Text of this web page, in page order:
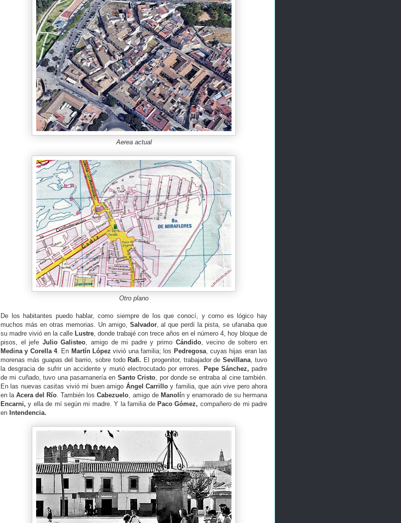
Aerea actual
Otro plano
De los habitantes puedo hablar, como siempre de los que conocí, y como es lógico hay
muchos más en otras memorias. Un amigo, Salvador, al que perdí la pista, se ufanaba que
su madre vivió en la calle Lustre, donde trabajé con trece años en el número 4, hoy bloque de
pisos, el jefe Julio Galisteo, amigo de mi padre y primo Cándido, vecino de soltero en
Medina y Corella 4. En Martín López vivió una familia; los Pedregosa, cuyas hijas eran las
morenas más guapas del barrio, sobre todo Rafi. El progenitor, trabajador deSevillana, tuvo
la desgracia de sufrir un accidente y murió electrocutado por errores. Pepe Sánchez, padre
de mi cuñado, tuvo una pasamanería en Santo Cristo, por donde se entraba al cine también.
En las nuevas casitas vivió mi buen amigo Ángel Carrilloy familia, que aún vive pero ahora
en laAcera del Río. También losCabezuelo, amigo de Manolín y enamorado de su hermana
Encarni, y ella de mí según mi madre. Y la familia de Paco Gómez, compañero de mi padre
en Intendencia.